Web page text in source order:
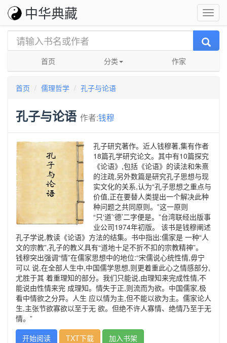
中华典藏
首页 分类 作家
首页 儒理哲学 孔子与论语
孔子与论语 作者:钱穆
孔子研究著作。近人钱穆著,集有作者
18篇孔学研究论文。其中有10篇探究
《论语》,包括《论语》的读法和朱熹
的注疏,另外数篇是研究孔子思想与现
实文化的关系,认为“孔子思想之重点与
价值,正在要替人类提出一个解决此种
种问题之共同原则。”这一原则
“只‘道’‘德’二字便是。”台湾联经出版事
业公司1974年初版。 该书是钱穆阐述
孔子学说,教读《论语》方法的结集。书中指出:儒家是 一种“人
文的宗教”,孔子的教义具有“道地十足不折不扣的宗教精神”。
钱穆突出强调“情”在儒家思想中的地位:“宋儒说心统性情,毋宁
可以 说,在全部人生中,中国儒学思想,则更着重此心之情感部分,
尤胜于其 着重理知的部分。我们只能说,由理知来完成性情,不
能说由性情来完 成理知。情失于正,则流而为欲。中国儒家,极
看中情欲之分异。人生 应以情为主,但不能以欲为主。儒家论人
生,主张节欲寡欲以至于无 欲。但绝不许人寡情、绝情乃至于无
情。”
开始阅读
TXT下载 加入书架